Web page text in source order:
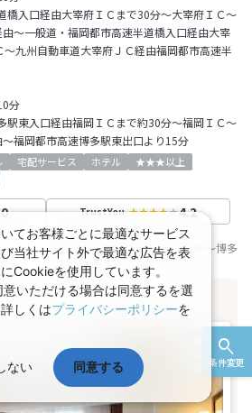
条件変更
橋入口経由大宰府ＩＣまで30分～大宰府ＩＣ～
～一般道・福岡都市高速半道橋入口経由大宰
九州自動車道大宰府ＪＣ経由福岡都市高速半
分
駅東入口経由福岡ＩＣまで約30分～福岡ＩＣ～
福岡都市高速博多駅東出口より15分
宅配サービス ホテル
★★★以上
TrustYou 4.2
基準JR乗車区間：鹿児島中央 ～博多
てお客様ごとに最適なサービス
当社サイト外で最適な広告を表
Cookieを使用しています。
いただける場合は同意するを選
しくはプライバシーポリシーを
ない 同意する